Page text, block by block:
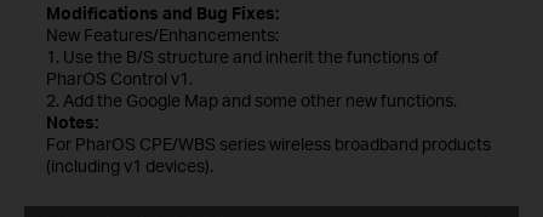
Modifications and Bug Fixes:
New Features/Enhancements:
1. Use the B/S structure and inherit the functions of
PharOS Control v1.
2. Add the Google Map and some other new functions.
Notes:
For PharOS CPE/WBS series wireless broadband products
(including v1 devices).